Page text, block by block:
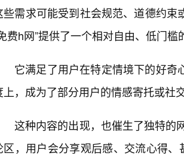
些需求可能受到社会规范、道德约
费h网”提供了一个相对自由、低门槛
它满足了用户在特定情境下的好
上，成为了部分用户的情感寄托或社
这种内容的出现，也催生了独特的
区，用户会分享观后感、交流心得